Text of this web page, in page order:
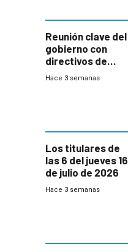
Reunión clave del
gobierno con
directivos de
Fábricas
Hace 3 semanas
Los titulares de
las 6 del jueves 16
de julio de 2026
Hace 3 semanas